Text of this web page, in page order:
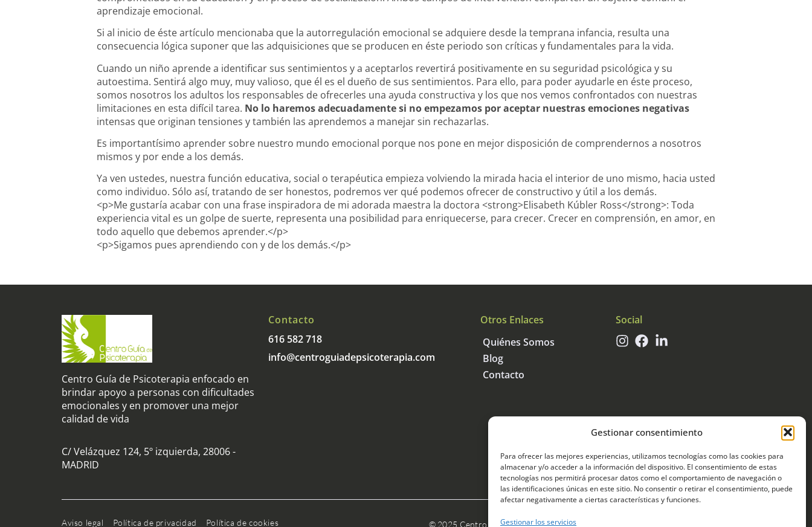
Gestionar consentimiento
Para ofrecer las mejores experiencias, utilizamos tecnologías como las cookies para
almacenar y/o acceder a la información del dispositivo. El consentimiento de estas
tecnologías nos permitirá procesar datos como el comportamiento de navegación o
las identificaciones únicas en este sitio. No consentir o retirar el consentimiento, puede
afectar negativamente a ciertas características y funciones.
Gestionar los servicios
aprendizaje emocional.
Si al inicio de éste artículo mencionaba que la autorregulación emocional se adquiere desde la temprana infancia, resulta una
consecuencia lógica suponer que las adquisiciones que se producen en éste periodo son críticas y fundamentales para la vida.
Cuando un niño aprende a identificar sus sentimientos y a aceptarlos revertirá positivamente en su seguridad psicológica y su
autoestima. Sentirá algo muy, muy valioso, que él es el dueño de sus sentimientos. Para ello, para poder ayudarle en éste proceso,
somos nosotros los adultos los responsables de ofrecerles una ayuda constructiva y los que nos vemos confrontados con nuestras
limitaciones en esta difícil tarea. No lo haremos adecuadamente si no empezamos por aceptar nuestras emociones negativas
intensas que originan tensiones y también las aprendemos a manejar sin rechazarlas.
Es importantísimo aprender sobre nuestro mundo emocional porque nos pone en mejor disposición de comprendernos a nosotros
mismos y por ende a los demás.
Ya ven ustedes, nuestra función educativa, social o terapéutica empieza volviendo la mirada hacia el interior de uno mismo, hacia usted
como individuo. Sólo así, tratando de ser honestos, podremos ver qué podemos ofrecer de constructivo y útil a los demás.
<p>Me gustaría acabar con una frase inspiradora de mi adorada maestra la doctora <strong>Elisabeth Kúbler Ross</strong>: Toda
experiencia vital es un golpe de suerte, representa una posibilidad para enriquecerse, para crecer. Crecer en comprensión, en amor, en
todo aquello que debemos aprender.</p>
<p>Sigamos pues aprendiendo con y de los demás.</p>
Centro Guía de Psicoterapia enfocado en
brindar apoyo a personas con dificultades
emocionales y en promover una mejor
calidad de vida
C/ Velázquez 124, 5º izquierda, 28006 -
MADRID
Contacto
616 582 718
info@centroguiadepsicoterapia.com
Otros Enlaces
Quiénes Somos
Blog
Contacto
Social
Aviso legal Política de privacidad Política de cookies © 2025 Centro Guía de Psicoterapia